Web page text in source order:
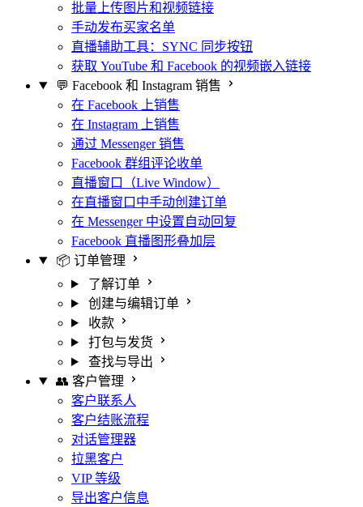
批量上传图片和视频链接
手动发布买家名单
直播辅助工具：SYNC 同步按钮
获取 YouTube 和 Facebook 的视频嵌入链接
💬 Facebook 和 Instagram 销售
在 Facebook 上销售
在 Instagram 上销售
通过 Messenger 销售
Facebook 群组评论收单
直播窗口（Live Window）
在直播窗口中手动创建订单
在 Messenger 中设置自动回复
Facebook 直播图形叠加层
📦 订单管理
了解订单
创建与编辑订单
收款
打包与发货
查找与导出
👥 客户管理
客户联系人
客户结账流程
对话管理器
拉黑客户
VIP 等级
导出客户信息